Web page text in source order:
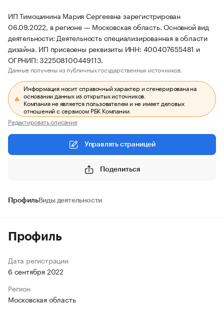
ИП Тимошинина Мария Сергеевна зарегистрирован
06.09.2022, в регионе — Московская область. Основной вид
деятельности: Деятельность специализированная в области
дизайна. ИП присвоены реквизиты ИНН: 400407655481 и
ОГРНИП: 322508100449113.
Данные получены из публичных государственных источников.
Информация носит справочный характер и сгенерирована на
основании данных из открытых источников.
Компания не является пользователем и не имеет деловых
отношений с сервисом РБК Компании.
Редактировать описание
Управлять страницей
Поделиться
ПрофильВиды деятельности
Профиль
Дата регистрации
6 сентября 2022
Регион
Московская область